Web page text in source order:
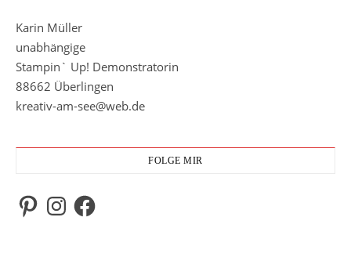
Karin Müller
unabhängige
Stampin` Up! Demonstratorin
88662 Überlingen
kreativ-am-see@web.de
FOLGE MIR
PinterestInstagramFacebook